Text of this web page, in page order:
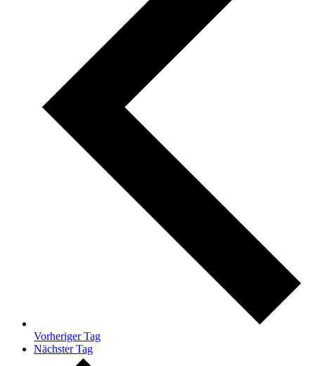
Vorheriger Tag
Nächster Tag